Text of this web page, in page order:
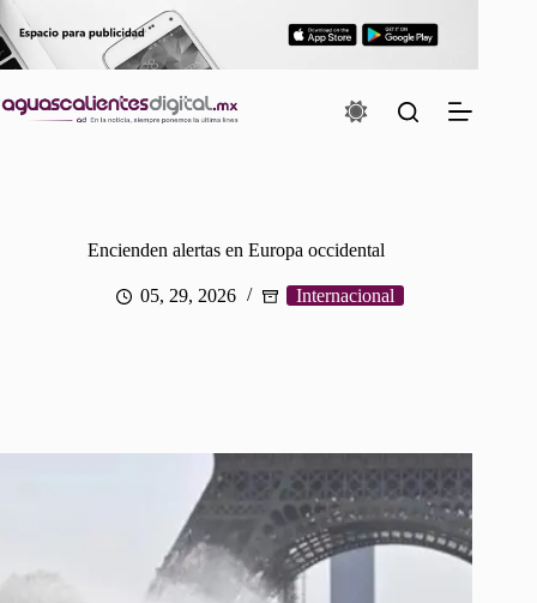
al
contenido
Encienden alertas en Europa occidental
05, 29, 2026 Internacional